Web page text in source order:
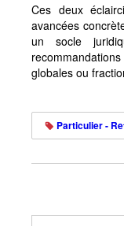
Ces deux
avancées
un socle
globales ou
Particulier -